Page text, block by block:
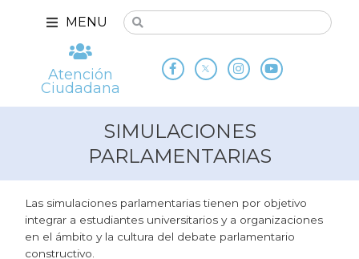
MENU
Atención
Ciudadana
SIMULACIONES
PARLAMENTARIAS
Las simulaciones parlamentarias tienen por objetivo
integrar a estudiantes universitarios y a organizaciones
en el ámbito y la cultura del debate parlamentario
constructivo.